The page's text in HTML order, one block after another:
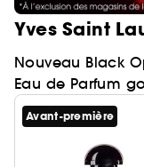
Yves Saint
Nouveau Black
Eau de Parfum
Avant-première